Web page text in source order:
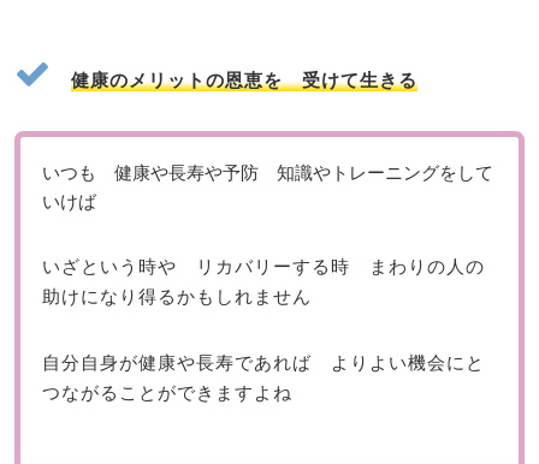
健康のメリットの恩恵を 受けて生きる
いつも 健康や長寿や予防 知識やトレーニングをして
いけば
いざという時や リカバリーする時 まわりの人の
助けになり得るかもしれません
自分自身が健康や長寿であれば よりよい機会にと
つながることができますよね